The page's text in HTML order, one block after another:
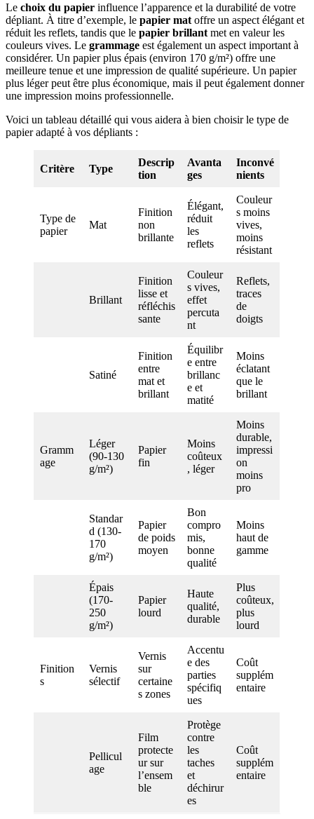
Le choix du papier influence l’apparence et la durabilité de votre
dépliant. À titre d’exemple, le papier mat offre un aspect élégant et
réduit les reflets, tandis que le papier brillant met en valeur les
couleurs vives. Le grammage est également un aspect important à
considérer. Un papier plus épais (environ 170 g/m²) offre une
meilleure tenue et une impression de qualité supérieure. Un papier
plus léger peut être plus économique, mais il peut également donner
une impression moins professionnelle.
Voici un tableau détaillé qui vous aidera à bien choisir le type de
papier adapté à vos dépliants :
Critère Type
Descrip
tion
Avanta
ges
Inconvé
nients
Type de
papier
Mat
Finition
non
brillante
Élégant,
réduit
les
reflets
Couleur
s moins
vives,
moins
résistant
Brillant
Finition
lisse et
réfléchis
sante
Couleur
s vives,
effet
percuta
nt
Reflets,
traces
de
doigts
Satiné
Finition
entre
mat et
brillant
Équilibr
e entre
brillanc
e et
matité
Moins
éclatant
que le
brillant
Gramm
age
Léger
(90-130
g/m²)
Papier
fin
Moins
coûteux
, léger
Moins
durable,
impressi
on
moins
pro
Standar
d (130-
170
g/m²)
Papier
de poids
moyen
Bon
compro
mis,
bonne
qualité
Moins
haut de
gamme
Épais
(170-
250
g/m²)
Papier
lourd
Haute
qualité,
durable
Plus
coûteux,
plus
lourd
Finition
s
Vernis
sélectif
Vernis
sur
certaine
s zones
Accentu
e des
parties
spécifiq
ues
Coût
supplém
entaire
Pellicul
age
Film
protecte
ur sur
l’ensem
ble
Protège
contre
les
taches
et
déchirur
es
Coût
supplém
entaire